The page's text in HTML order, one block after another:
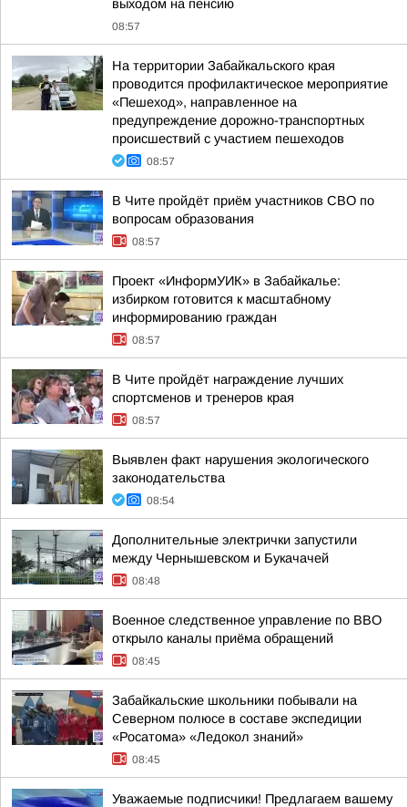
выходом на пенсию
08:57
На территории Забайкальского края
проводится профилактическое мероприятие
«Пешеход», направленное на
предупреждение дорожно-транспортных
происшествий с участием пешеходов
08:57
В Чите пройдёт приём участников СВО по
вопросам образования
08:57
Проект «ИнформУИК» в Забайкалье:
избирком готовится к масштабному
информированию граждан
08:57
В Чите пройдёт награждение лучших
спортсменов и тренеров края
08:57
Выявлен факт нарушения экологического
законодательства
08:54
Дополнительные электрички запустили
между Чернышевском и Букачачей
08:48
Военное следственное управление по ВВО
открыло каналы приёма обращений
08:45
Забайкальские школьники побывали на
Северном полюсе в составе экспедиции
«Росатома» «Ледокол знаний»
08:45
Уважаемые подписчики! Предлагаем вашему